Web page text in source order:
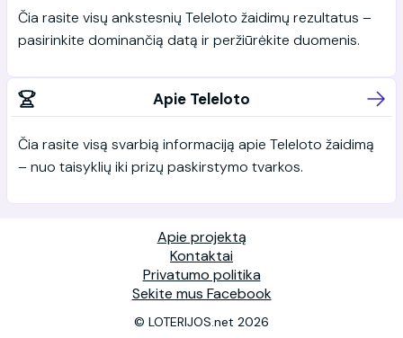
Čia rasite visų ankstesnių Teleloto žaidimų rezultatus –
pasirinkite dominančią datą ir peržiūrėkite duomenis.
Apie Teleloto
Čia rasite visą svarbią informaciją apie Teleloto žaidimą
– nuo taisyklių iki prizų paskirstymo tvarkos.
Apie projektą
Kontaktai
Privatumo politika
Sekite mus Facebook
© LOTERIJOS.net 2026